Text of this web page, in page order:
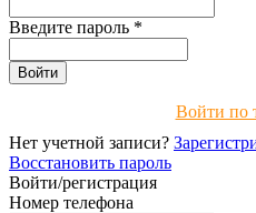
Введите пароль *
Войти по
Нет учетной записи?
Восстановить пароль
Войти/регистрация
Номер телефона